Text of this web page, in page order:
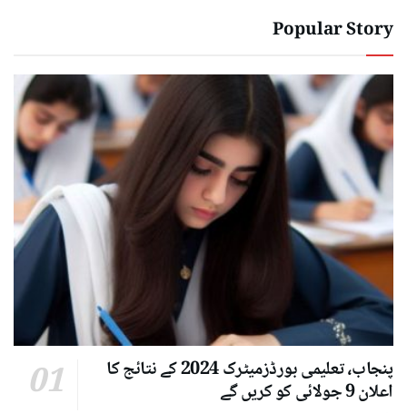
Popular Story
پنجاب، تعلیمی بورڈزمیٹرک 2024 کے نتائج کا
اعلان 9 جولائی کو کریں گے